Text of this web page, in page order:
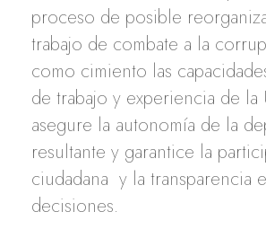
proceso de posible
trabajo de combate a la
como cimiento las
de trabajo y experiencia de la
asegure la autonomía de la
resultante y garantice la
ciudadana y la transparencia
decisiones.